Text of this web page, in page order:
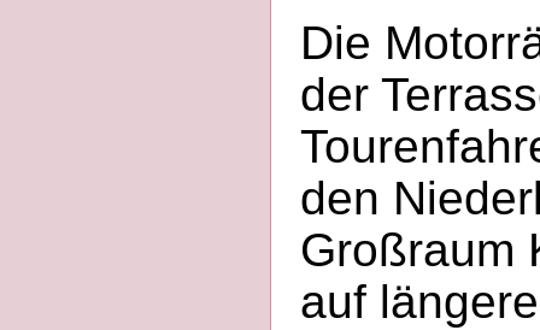
Die
der
den
Großraum
auf